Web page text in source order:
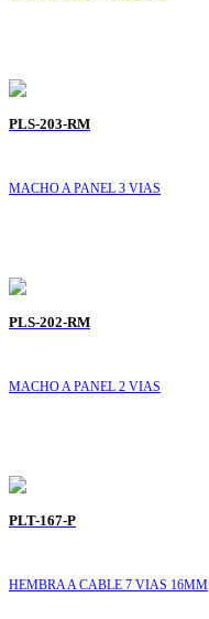
PLS-203-RM
MACHO A PANEL 3 VIAS
PLS-202-RM
MACHO A PANEL 2 VIAS
PLT-167-P
HEMBRA A CABLE 7 VIAS 16MM